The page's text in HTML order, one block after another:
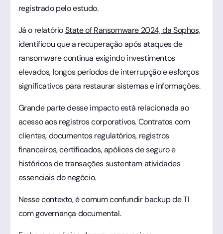
registrado pelo estudo.
Já o relatórioState of Ransomware 2024, da Sophos,
identificou que a recuperação após ataques de
ransomware continua exigindo investimentos
elevados, longos períodos de interrupção e esforços
significativos para restaurar sistemas e informações.
Grande parte desse impacto está relacionada ao
acesso aos registros corporativos. Contratos com
clientes, documentos regulatórios, registros
financeiros, certificados, apólices de seguro e
históricos de transações sustentam atividades
essenciais do negócio.
Nesse contexto, é comum confundir backup de TI
com governança documental.